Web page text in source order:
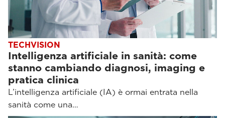
TECHVISION
Intelligenza artificiale in sanità: come
stanno cambiando diagnosi, imaging e
pratica clinica
L’intelligenza artificiale (IA) è ormai entrata nella
sanità come una…